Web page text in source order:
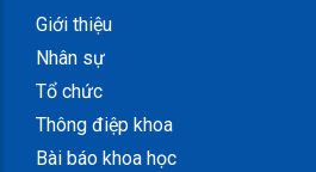
Giới thiệu
Nhân sự
Tổ chức
Thông điệp khoa
Bài báo khoa học